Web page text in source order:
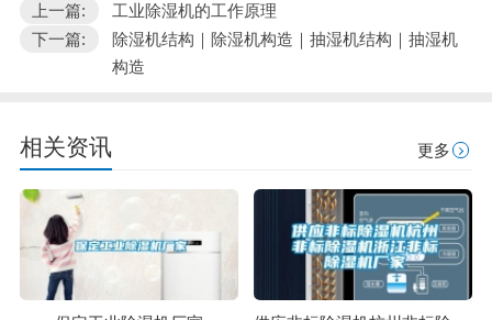
上一篇:
工业除湿机的工作原理
下一篇:
除湿机结构｜除湿机构造｜抽湿机结构｜抽湿机
构造
相关资讯 更多